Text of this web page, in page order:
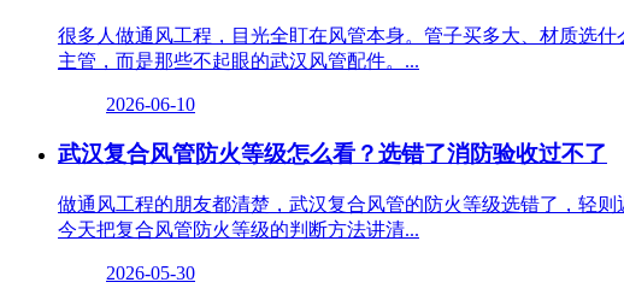
很多人做通风工程，目光全盯在风管本身。管子买多大、材质选
主管，而是那些不起眼的武汉风管配件。...
2026-06-10
武汉复合风管防火等级怎么看？选错了消防验收过不了
做通风工程的朋友都清楚，武汉复合风管的防火等级选错了，轻
今天把复合风管防火等级的判断方法讲清...
2026-05-30